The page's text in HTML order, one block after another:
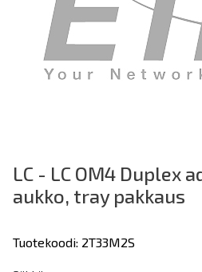
LC - LC OM4 Duplex
aukko, tray pakkaus
Tuotekoodi: 2T33M2S